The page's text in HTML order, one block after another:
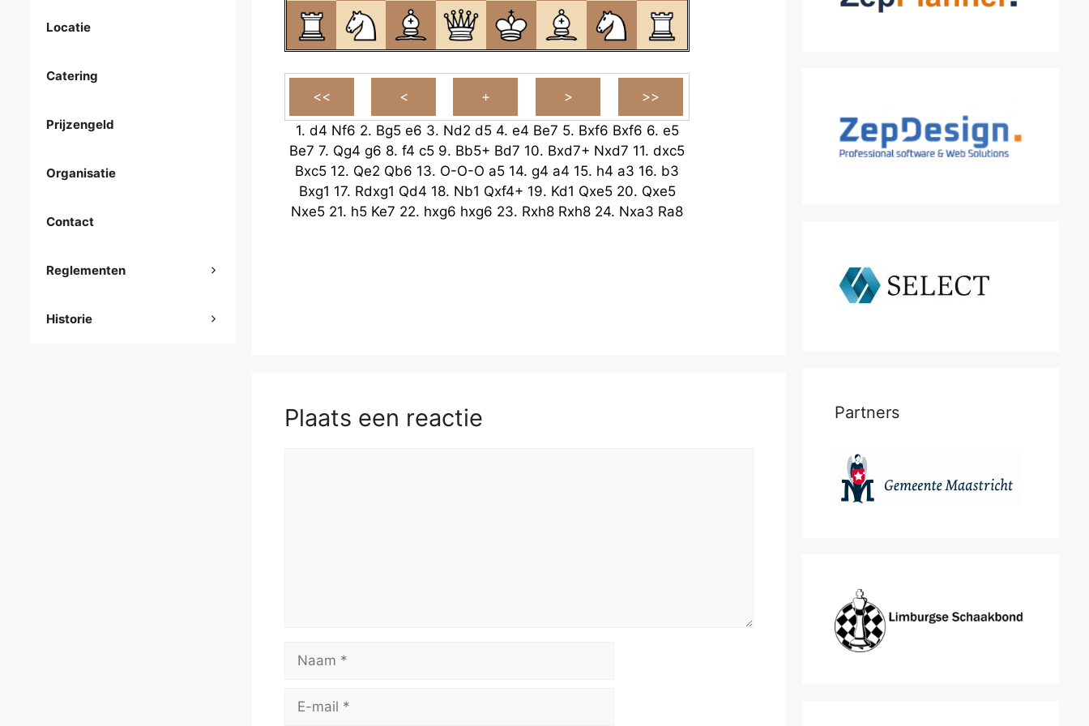
1. d4 Nf6 2. Bg5 e6 3. Nd2 d5 4. e4 Be7 5. Bxf6 Bxf6 6. e5
Be7 7. Qg4 g6 8. f4 c5 9. Bb5+ Bd7 10. Bxd7+ Nxd7 11. dxc5
Bxc5 12. Qe2 Qb6 13. O-O-O a5 14. g4 a4 15. h4 a3 16. b3
Bxg1 17. Rdxg1 Qd4 18. Nb1 Qxf4+ 19. Kd1 Qxe5 20. Qxe5
Nxe5 21. h5 Ke7 22. hxg6 hxg6 23. Rxh8 Rxh8 24. Nxa3 Ra8
Plaats een reactie
mail
Locatie
Catering
Prijzengeld
Organisatie
Contact
Reglementen
Historie
Partners